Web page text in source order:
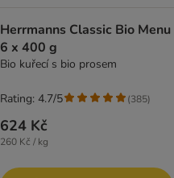
Herrmanns Classic Bio Menu
6 x 400 g
Bio kuřecí s bio prosem
624 Kč
260 Kč / kg
Rating: 4.7/5 (385)